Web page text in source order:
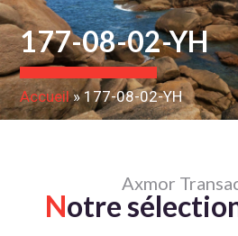
177-08-02-YH
Accueil»177-08-02-YH
Axmor
Notre